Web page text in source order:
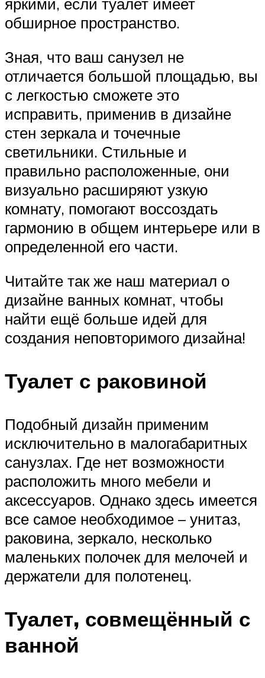
обширное пространство.
Зная, что ваш санузел не
отличается большой площадью, вы
с легкостью сможете это
исправить, применив в дизайне
стен зеркала и точечные
светильники. Стильные и
правильно расположенные, они
визуально расширяют узкую
комнату, помогают воссоздать
гармонию в общем интерьере или в
определенной его части.
Читайте так же наш материал о
дизайне ванных комнат, чтобы
найти ещё больше идей для
создания неповторимого дизайна!
Туалет с раковиной
Подобный дизайн применим
исключительно в малогабаритных
санузлах. Где нет возможности
расположить много мебели и
аксессуаров. Однако здесь имеется
все самое необходимое – унитаз,
раковина, зеркало, несколько
маленьких полочек для мелочей и
держатели для полотенец.
Туалет, совмещённый с
ванной